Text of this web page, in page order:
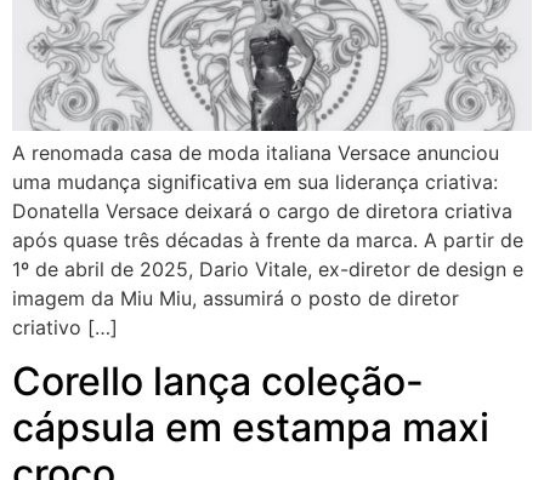
A renomada casa de moda italiana Versace anunciou
uma mudança significativa em sua liderança criativa:
Donatella Versace deixará o cargo de diretora criativa
após quase três décadas à frente da marca. A partir de
1º de abril de 2025, Dario Vitale, ex-diretor de design e
imagem da Miu Miu, assumirá o posto de diretor
criativo […]
Corello lança coleção-
cápsula em estampa maxi